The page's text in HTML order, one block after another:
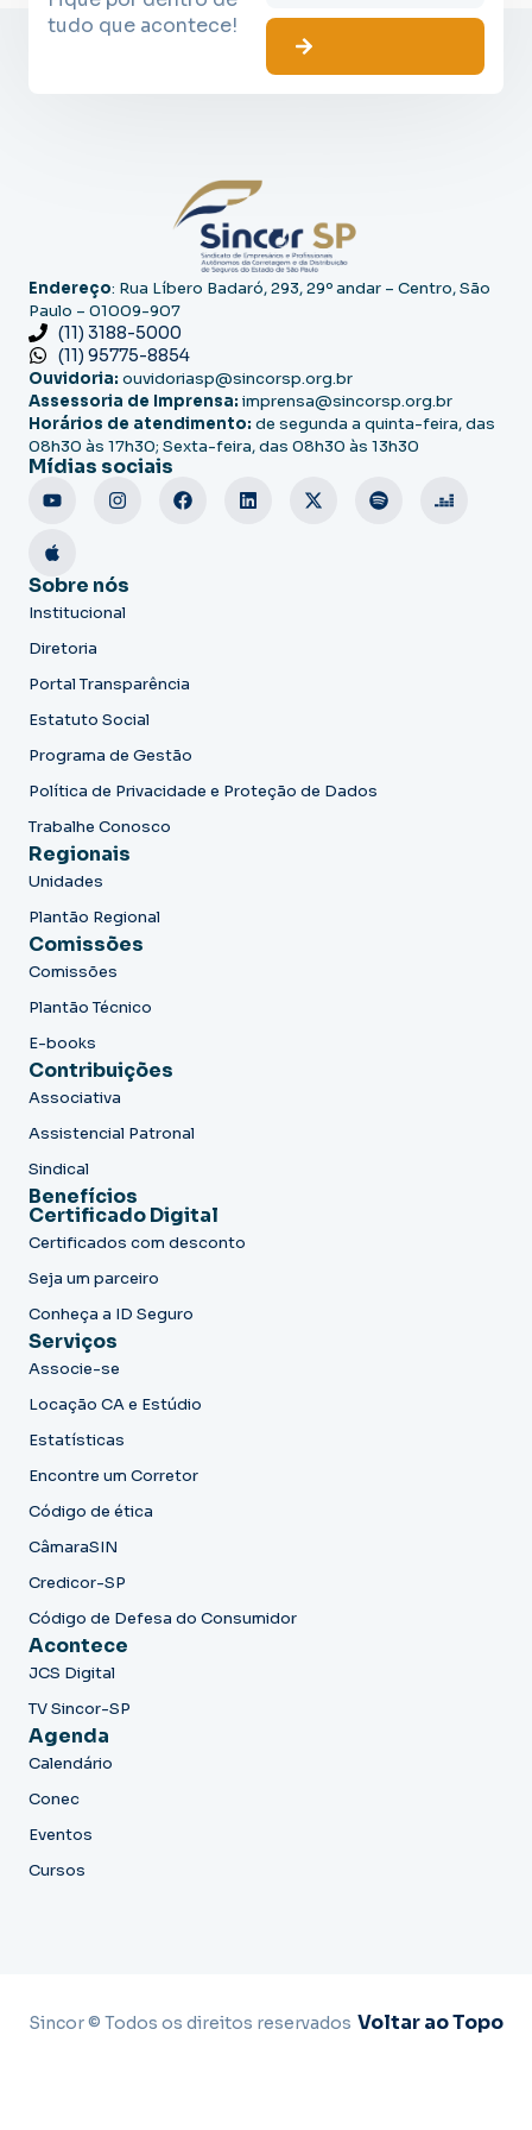
tudo que acontece!
Endereço: Rua Líbero Badaró, 293, 29º andar – Centro, São
Paulo – 01009-907
(11) 3188-5000
(11) 95775-8854
Ouvidoria: ouvidoriasp@sincorsp.org.br
Assessoria de Imprensa: imprensa@sincorsp.org.br
Horários de atendimento: de segunda a quinta-feira, das
08h30 às 17h30; Sexta-feira, das 08h30 às 13h30
Mídias sociais
Sobre nós
Institucional
Diretoria
Portal Transparência
Estatuto Social
Programa de Gestão
Política de Privacidade e Proteção de Dados
Trabalhe Conosco
Regionais
Unidades
Plantão Regional
Comissões
Comissões
Plantão Técnico
E-books
Contribuições
Associativa
Assistencial Patronal
Sindical
Benefícios
Certificado Digital
Certificados com desconto
Seja um parceiro
Conheça a ID Seguro
Serviços
Associe-se
Locação CA e Estúdio
Estatísticas
Encontre um Corretor
Código de ética
CâmaraSIN
Credicor-SP
Código de Defesa do Consumidor
Acontece
JCS Digital
TV Sincor-SP
Agenda
Calendário
Conec
Eventos
Cursos
Sincor © Todos os direitos reservados Voltar ao Topo